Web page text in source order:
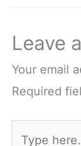
Leave
Your email
Required